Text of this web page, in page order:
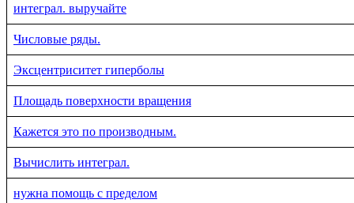
интеграл. выручайте
Числовые ряды.
Эксцентриситет гиперболы
Площадь поверхности вращения
Кажется это по производным.
Вычислить интеграл.
нужна помощь с пределом